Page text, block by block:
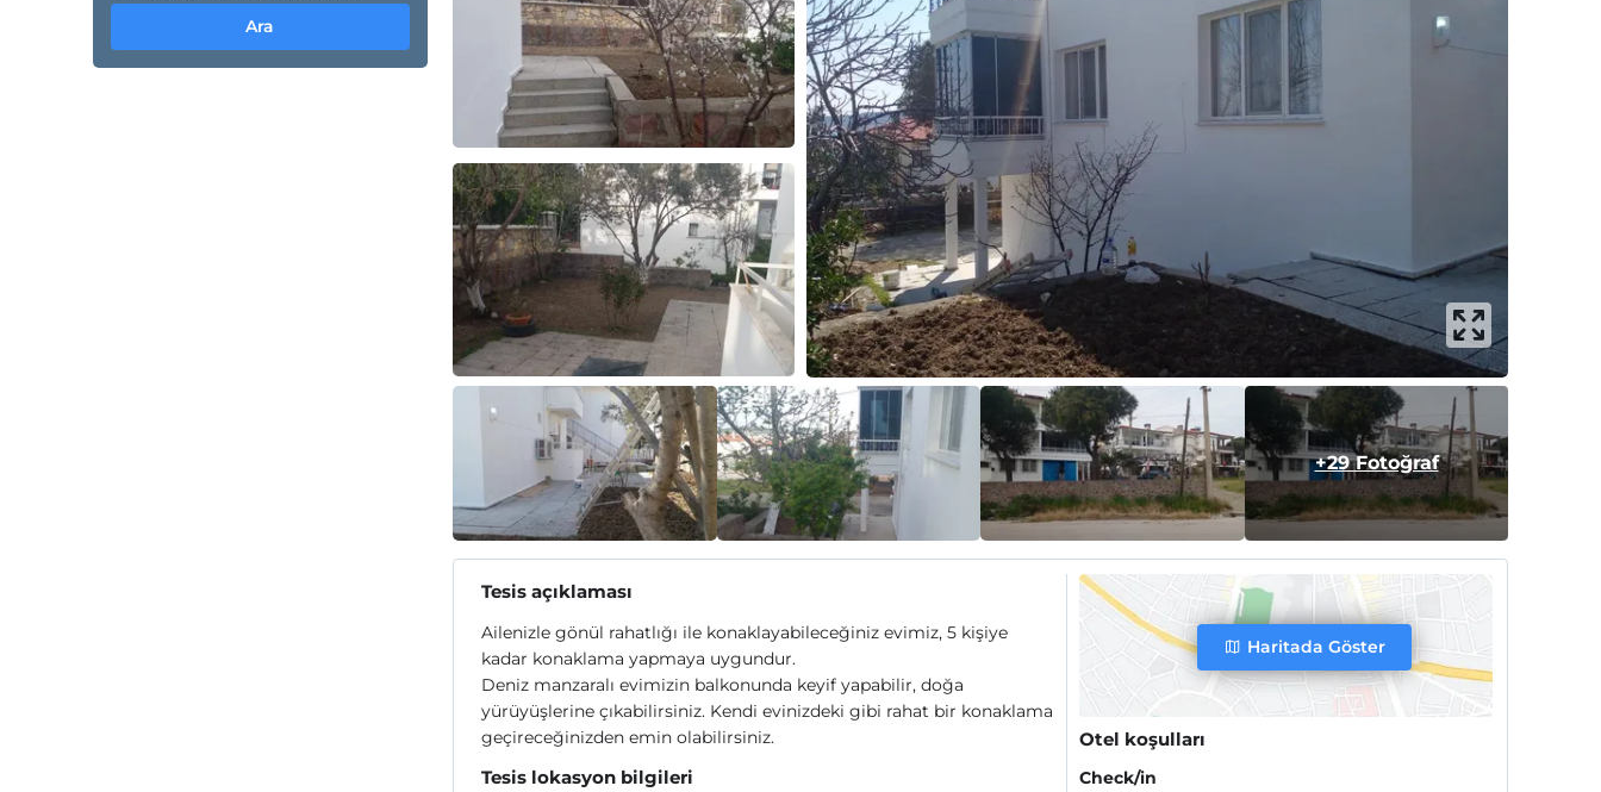
Ara
+29 Fotoğraf
Tesis açıklaması
Ailenizle gönül rahatlığı ile konaklayabileceğiniz evimiz, 5 kişiye
kadar konaklama yapmaya uygundur.
Deniz manzaralı evimizin balkonunda keyif yapabilir, doğa
yürüyüşlerine çıkabilirsiniz. Kendi evinizdeki gibi rahat bir konaklama
geçireceğinizden emin olabilirsiniz.
Tesis lokasyon bilgileri
Haritada Göster
Otel koşulları
Check/in